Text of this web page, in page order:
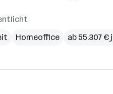
Homeoffice ab 55.307 €